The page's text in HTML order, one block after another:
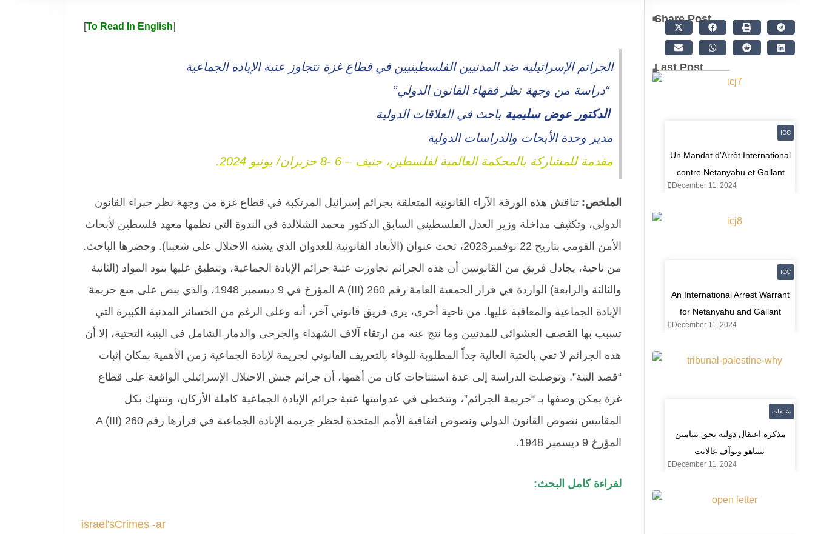
Share Post
Last Post
ICC
Un Mandat d'Arrêt International
contre Netanyahu et Gallant
December 11, 2024
ICC
An International Arrest Warrant
for Netanyahu and Gallant
December 11, 2024
متابعات
مذكرة اعتقال دولية بحق بنيامين
December 11, 2024
[
To Read In English
]
الجرائم الإسرائيلية ضد المدنيين الفلسطينيين في قطاع غزة تتجاوز عتبة الإبادة الجماعية
“دراسة من وجهة نظر فقهاء القانون الدولي”
الدكتور عوض سليمية باحث في العلاقات الدولية
مدير وحدة الأبحاث والدراسات الدولية
مقدمة للمشاركة بالمحكمة العالمية لفلسطين، جنيف – 6 -8 حزيران/ يونيو 2024.
الملخص: تناقش هذه الورقة الآراء القانونية المتعلقة بجرائم إسرائيل المرتكبة في قطاع غزة من وجهة نظر خبراء القانون
الدولي، وتكثيف مداخلة وزير العدل الفلسطيني السابق الدكتور محمد الشلالدة في الندوة التي نظمها معهد فلسطين لأبحاث
الأمن القومي بتاريخ 22 نوفمبر2023، تحت عنوان (الأبعاد القانونية للعدوان الذي يشنه الاحتلال على شعبنا). وحضرها الباحث.
من ناحية، يجادل فريق من القانونيين أن هذه الجرائم تجاوزت عتبة جرائم الإبادة الجماعية، وتنطبق عليها بنود المواد (الثانية
والثالثة والرابعة) الواردة في قرار الجمعية العامة رقم 260 A (III) المؤرخ في 9 ديسمبر 1948، والذي ينص على منع جريمة
الإبادة الجماعية والمعاقبة عليها. من ناحية أخرى، يرى فريق قانوني آخر، أنه وعلى الرغم من الخسائر المدنية الكبيرة التي
تسبب بها القصف العشوائي للمدنيين وما نتج عنه من ارتقاء آلاف الشهداء والجرحى والدمار الشامل في البنية التحتية، إلا أن
هذه الجرائم لا تفي بالعتبة العالية جداً المطلوبة للوفاء بالتعريف القانوني لجريمة لإبادة الجماعية زمن الأهمية بمكان إثبات
“قصد النية”. وتوصلت الدراسة إلى عدة استنتاجات كان من أهمها، أن جرائم جيش الاحتلال الإسرائيلي الواقعة على قطاع
غزة يمكن وصفها بـ “جريمة الجرائم”، وتتخطى في عدوانيتها عتبة جرائم الإبادة الجماعية كاملة الأركان، وتنتهك بكل
المقاييس نصوص القانون الدولي ونصوص اتفاقية الأمم المتحدة لحظر جريمة الإبادة الجماعية في قرارها رقم 260 A (III)
المؤرخ 9 ديسمبر 1948.
لقراءة كامل البحث:
israel'sCrimes -ar